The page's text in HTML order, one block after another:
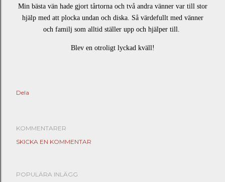
Min bästa vän hade gjort tårtorna och två andra vänner var till stor
hjälp med att plocka undan och diska. Så värdefullt med vänner
och familj som alltid ställer upp och hjälper till.
Blev en otroligt lyckad kväll!
Dela
KOMMENTARER
SKICKA EN KOMMENTAR
POPULÄRA INLÄGG